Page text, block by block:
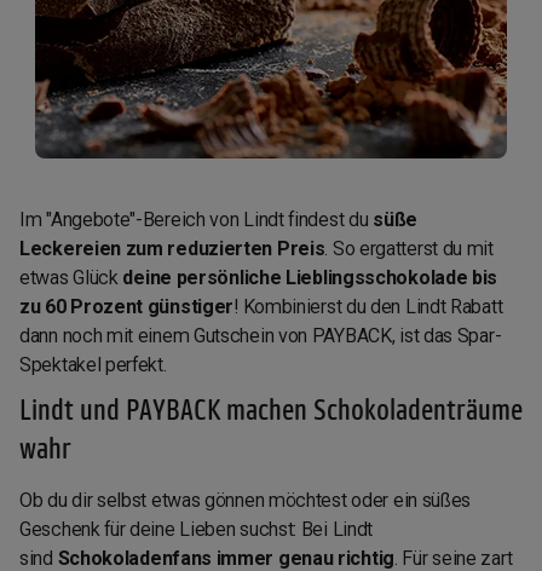
Im "Angebote"-Bereich von Lindt findest du süße
Leckereien zum reduzierten Preis. So ergatterst du mit
etwas Glück deine persönliche Lieblingsschokolade bis
zu 60 Prozent günstiger! Kombinierst du den Lindt Rabatt
dann noch mit einem Gutschein von PAYBACK, ist das Spar-
Spektakel perfekt.
Lindt und PAYBACK machen Schokoladenträume
wahr
Ob du dir selbst etwas gönnen möchtest oder ein süßes
Geschenk für deine Lieben suchst: Bei Lindt
sind Schokoladenfans immer genau richtig. Für seine zart